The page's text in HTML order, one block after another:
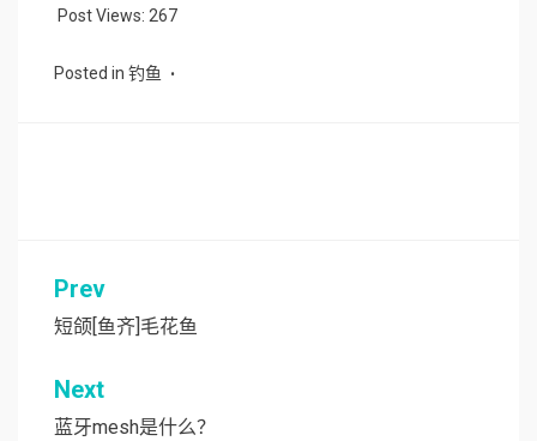
Post Views: 267
Posted in 钓鱼
文
章
导
航
Prev
短颌[鱼齐]毛花鱼
Next
蓝牙mesh是什么？